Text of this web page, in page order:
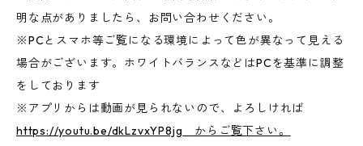
明な点がありましたら、お問い合わせください。
※PCとスマホ等ご覧になる環境によって色が異なって見える
場合がございます。ホワイトバランスなどはPCを基準に調整
をしております
※アプリからは動画が見られないので、よろしければ
https://youtu.be/dkLzvxYP8jg からご覧下さい。